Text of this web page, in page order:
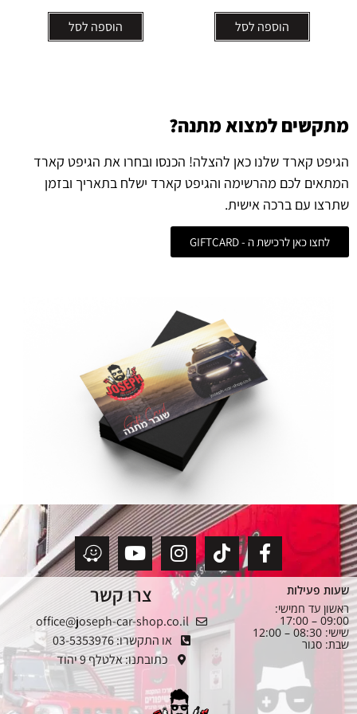
הוספה לסל הוספה לסל
מתקשים למצוא מתנה?
הגיפט קארד שלנו כאן להצלה! הכנסו ובחרו את הגיפט קארד
המתאים לכם מהרשימה והגיפט קארד ישלח בתאריך ובזמן
שתרצו עם ברכה אישית.
לחצו כאן לרכישת ה - GIFTCARD
שעות פעילות
ראשון עד חמישי:
09:00 – 17:00
שישי: 08:30 – 12:00
שבת: סגור
צרו קשר
office@joseph-car-shop.co.il
או התקשרו: 03-5353976
כתובתנו: אלטלף 9 יהוד